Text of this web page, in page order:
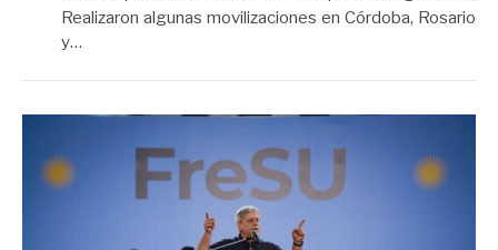
Realizaron algunas movilizaciones en Córdoba, Rosario
y…